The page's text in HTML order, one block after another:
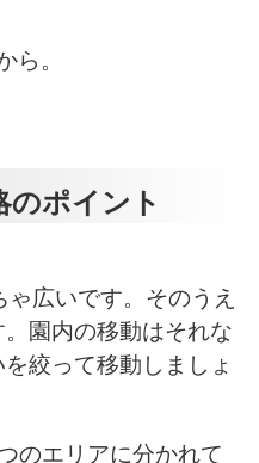
ら。
のポイント
広いです。そのうえ
園内の移動はそれな
絞って移動しましょ
のエリアに分かれて